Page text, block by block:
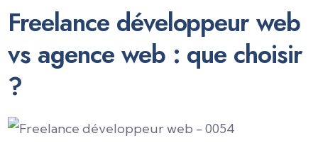
Freelance développeur web
vs agence web : que choisir
?